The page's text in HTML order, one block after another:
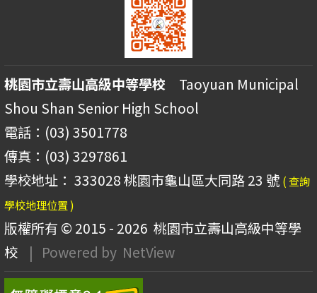
桃園市立壽山高級中等學校 Taoyuan Municipal
Shou Shan Senior High School
電話：(03) 3501778
傳真：(03) 3297861
學校地址： 333028 桃園市龜山區大同路 23 號 ( 查詢
學校地理位置 )
版權所有 © 2015 - 2026 桃園市立壽山高級中等學
校
| Powered by NetView